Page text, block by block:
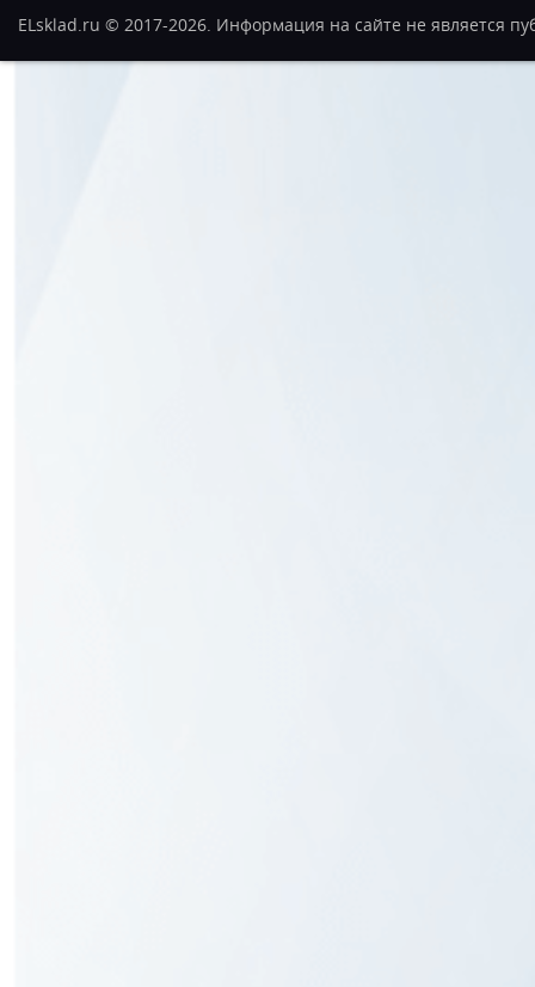
ELsklad.ru © 2017-2026. Информация на сайте не является